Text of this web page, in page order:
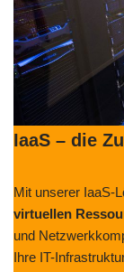
IaaS – die
Mit unserer IaaS-
virtuellen
und
Ihre IT-